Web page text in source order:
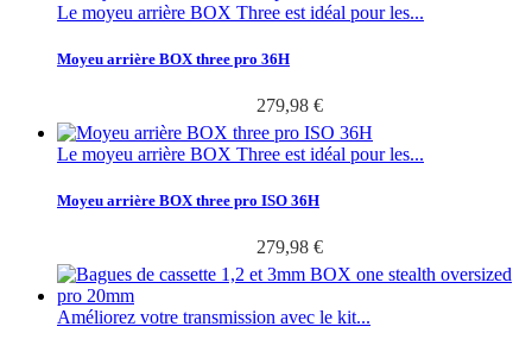
Le moyeu arrière BOX Three est idéal pour les...
Moyeu arrière BOX three pro 36H
279,98 €
Le moyeu arrière BOX Three est idéal pour les...
Moyeu arrière BOX three pro ISO 36H
279,98 €
Améliorez votre transmission avec le kit...